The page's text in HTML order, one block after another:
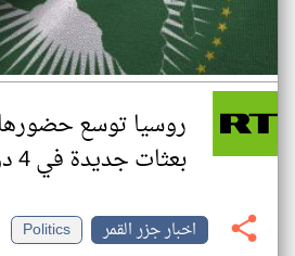
روسيا توسع
بعثات جديدة في 4 دول أفريقية
اخبار جزر القمر
Politics